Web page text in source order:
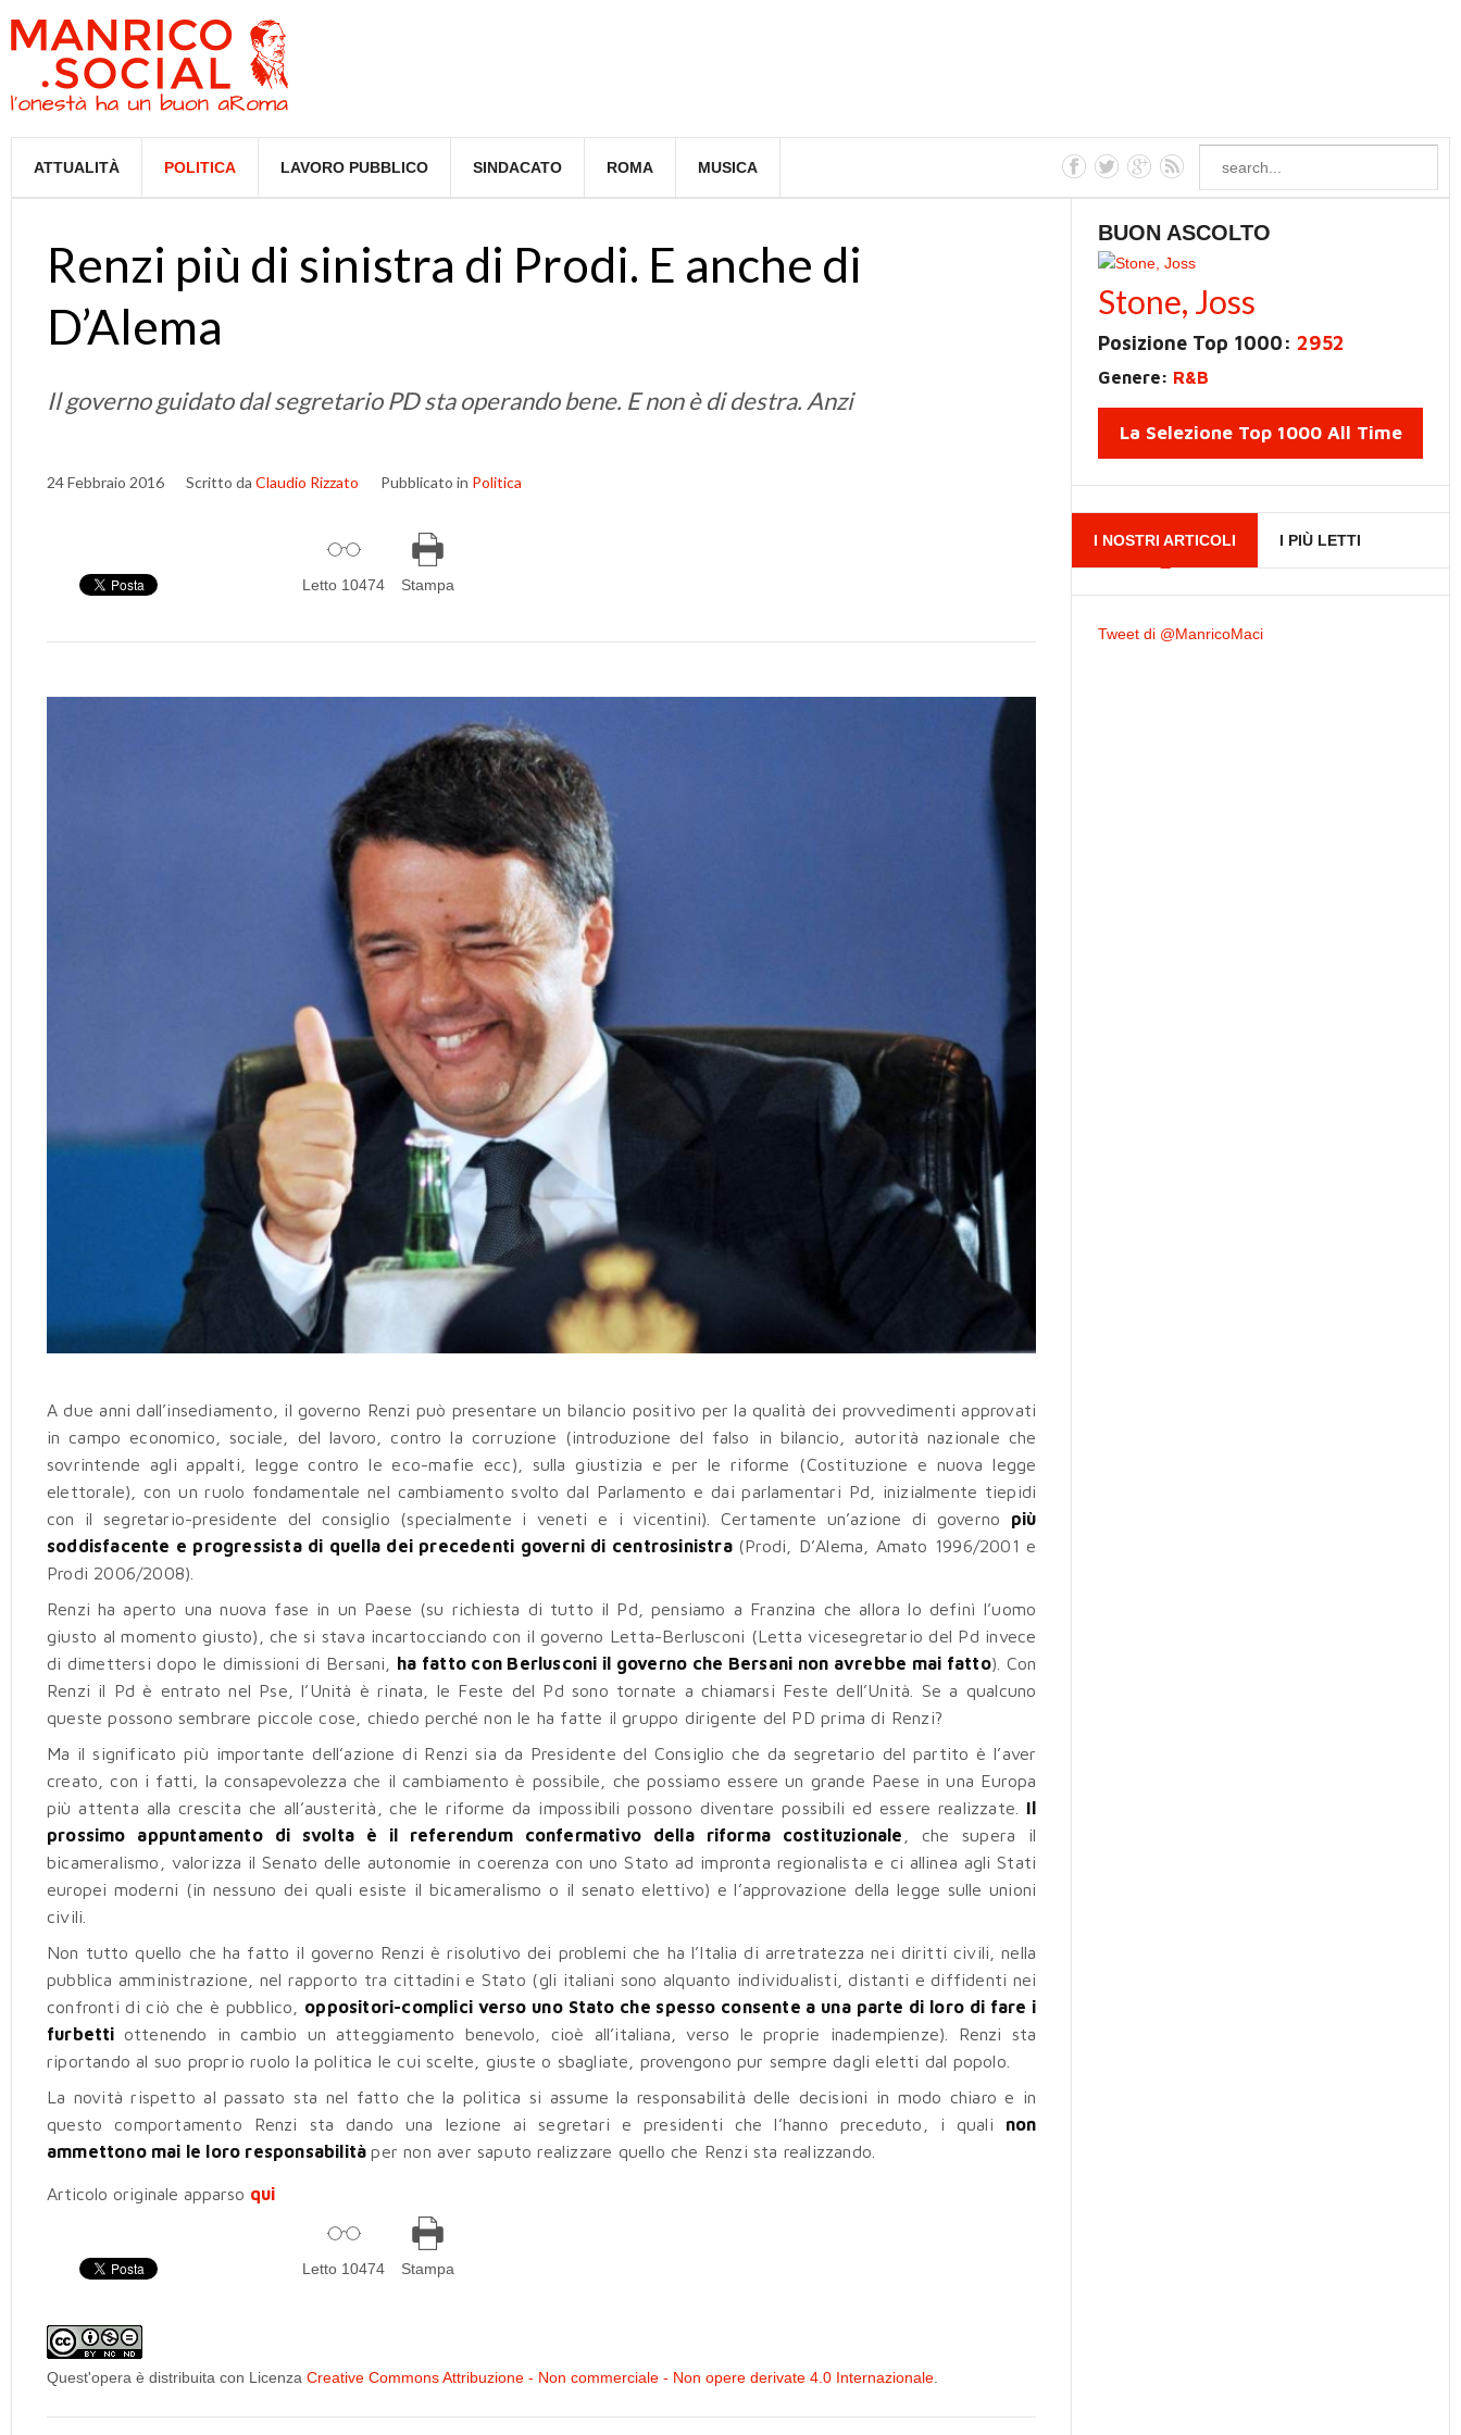
ATTUALITÀ POLITICA LAVORO PUBBLICO SINDACATO ROMA MUSICA
Renzi più di sinistra di Prodi. E anche di
D’Alema
Il governo guidato dal segretario PD sta operando bene. E non è di destra. Anzi
24 Febbraio 2016 Scritto da Claudio Rizzato Pubblicato in Politica
Letto 10474 Stampa
A due anni dall’insediamento, il governo Renzi può presentare un bilancio positivo per la qualità dei provvedimenti approvati
in campo economico, sociale, del lavoro, contro la corruzione (introduzione del falso in bilancio, autorità nazionale che
sovrintende agli appalti, legge contro le eco-mafie ecc), sulla giustizia e per le riforme (Costituzione e nuova legge
elettorale), con un ruolo fondamentale nel cambiamento svolto dal Parlamento e dai parlamentari Pd, inizialmente tiepidi
con il segretario-presidente del consiglio (specialmente i veneti e i vicentini). Certamente un’azione di governo più
soddisfacente e progressista di quella dei precedenti governi di centrosinistra (Prodi, D’Alema, Amato 1996/2001 e
Prodi 2006/2008).
Renzi ha aperto una nuova fase in un Paese (su richiesta di tutto il Pd, pensiamo a Franzina che allora lo definì l’uomo
giusto al momento giusto), che si stava incartocciando con il governo Letta-Berlusconi (Letta vicesegretario del Pd invece
di dimettersi dopo le dimissioni di Bersani, ha fatto con Berlusconi il governo che Bersani non avrebbe mai fatto). Con
Renzi il Pd è entrato nel Pse, l’Unità è rinata, le Feste del Pd sono tornate a chiamarsi Feste dell’Unità. Se a qualcuno
queste possono sembrare piccole cose, chiedo perché non le ha fatte il gruppo dirigente del PD prima di Renzi?
Ma il significato più importante dell’azione di Renzi sia da Presidente del Consiglio che da segretario del partito è l’aver
creato, con i fatti, la consapevolezza che il cambiamento è possibile, che possiamo essere un grande Paese in una Europa
più attenta alla crescita che all’austerità, che le riforme da impossibili possono diventare possibili ed essere realizzate. Il
prossimo appuntamento di svolta è il referendum confermativo della riforma costituzionale , che supera il
bicameralismo, valorizza il Senato delle autonomie in coerenza con uno Stato ad impronta regionalista e ci allinea agli Stati
europei moderni (in nessuno dei quali esiste il bicameralismo o il senato elettivo) e l’approvazione della legge sulle unioni
civili.
Non tutto quello che ha fatto il governo Renzi è risolutivo dei problemi che ha l’Italia di arretratezza nei diritti civili, nella
pubblica amministrazione, nel rapporto tra cittadini e Stato (gli italiani sono alquanto individualisti, distanti e diffidenti nei
confronti di ciò che è pubblico, oppositori-complici verso uno Stato che spesso consente a una parte di loro di fare i
furbetti ottenendo in cambio un atteggiamento benevolo, cioè all’italiana, verso le proprie inadempienze). Renzi sta
riportando al suo proprio ruolo la politica le cui scelte, giuste o sbagliate, provengono pur sempre dagli eletti dal popolo.
La novità rispetto al passato sta nel fatto che la politica si assume la responsabilità delle decisioni in modo chiaro e in
questo comportamento Renzi sta dando una lezione ai segretari e presidenti che l’hanno preceduto, i quali non
ammettono mai le loro responsabilitàper non aver saputo realizzare quello che Renzi sta realizzando.
Articolo originale apparso qui
Letto 10474 Stampa
Quest'opera è distribuita con Licenza Creative Commons Attribuzione - Non commerciale - Non opere derivate 4.0 Internazionale
BUON ASCOLTO
Stone, Joss
Posizione Top 1000: 2952
Genere: R&B
La Selezione Top 1000 All Time
I NOSTRI ARTICOLI I PIÙ LETTI
Tweet di @ManricoMaci